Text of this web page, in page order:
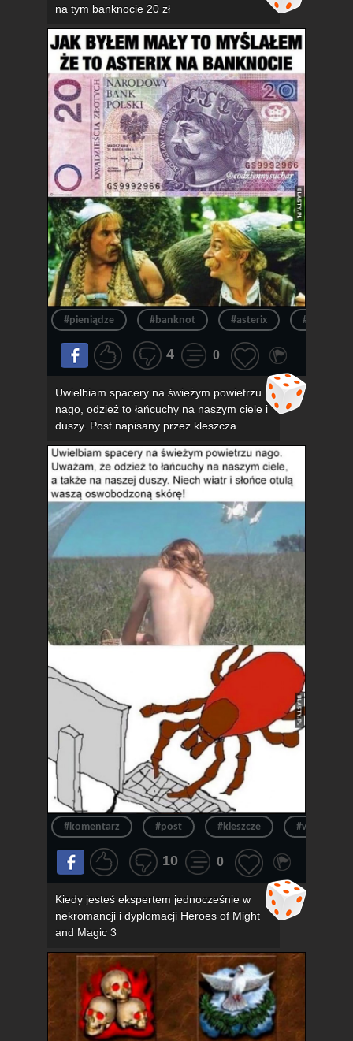
na tym banknocie 20 zł
#pieniądze #banknot #asterix #pieniądz
4 0
Uwielbiam spacery na świeżym powietrzu
nago, odzież to łańcuchy na naszym ciele i
duszy. Post napisany przez kleszcza
#komentarz #post #kleszcze #wpis
10 0
Kiedy jesteś ekspertem jednocześnie w
nekromancji i dyplomacji Heroes of Might
and Magic 3